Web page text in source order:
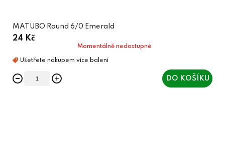
MATUBO Round 6/0 Emerald
24 Kč
Momentálně nedostupné
DO KOŠÍKU